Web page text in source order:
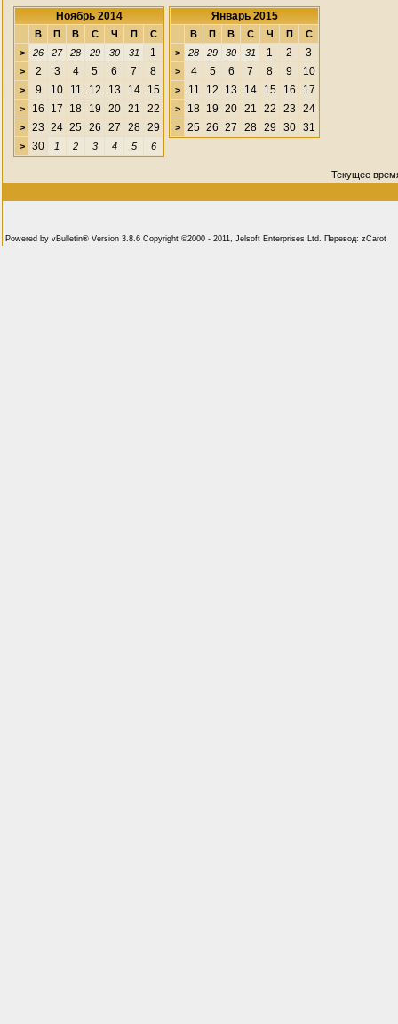
Ноябрь 2014
В П В С Ч П
С
>
26 27 28 29 30 31 1
> 2 3 4 5 6 7 8
> 9 10 11 12 13 14 15
> 16 17 18 19 20 21 22
> 23 24 25 26 27 28 29
> 30 1 2 3 4 5 6
Январь 2015
В П В С Ч П
С
>
28 29 30 31 1 2 3
> 4 5 6 7 8 9 10
> 11 12 13 14 15 16 17
> 18 19 20 21 22 23 24
> 25 26 27 28 29 30 31
Текущее
Powered by vBulletin® Version 3.8.6 Copyright ©2000 - 2011, Jelsoft Enterprises Ltd. Перевод: zCarot